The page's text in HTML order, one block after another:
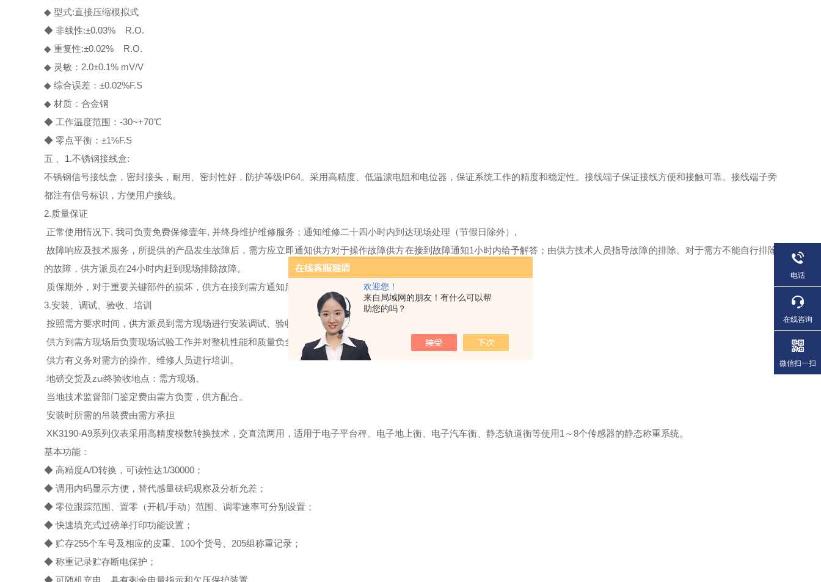
欢迎您！
来自局域网的朋友！有什么可以帮
助您的吗？
◆ 型式:直接压缩模拟式
◆ 非线性:±0.03% R.O.
◆ 重复性:±0.02% R.O.
◆ 灵敏：2.0±0.1% mV/V
◆ 综合误差：±0.02%F.S
◆ 材质：合金钢
◆ 工作温度范围：-30~+70℃
◆ 零点平衡：±1%F.S
五 、1.不锈钢接线盒:
不锈钢信号接线盒，密封接头，耐用、密封性好，防护等级IP64。采用高精度、低温漂电阻和电位器，保证系统工作的精度和稳定性。接线端子保证接线方便和接触可靠。接线端子旁
都注有信号标识，方便用户接线。
2.质量保证
正常使用情况下, 我司负责免费保修壹年, 并终身维护维修服务；通知维修二十四小时内到达现场处理（节假日除外）,
故障响应及技术服务，所提供的产品发生故障后，需方应立即通知供方对于操作故障供方在接到故障通知1小时内给予解答；由供方技术人员指导故障的排除。对于需方不能自行排除
的故障，供方派员在24小时内赶到现场排除故障。
质保期外，对于重要关键部件的损坏，供方在接到需方通知后48小时内进行修复，费用另行商定。
3.安装、调试、验收、培训
按照需方要求时间，供方派员到需方现场进行安装调试、验收和培训工作；供方对安装、验收、培训正确性负全部责任。
供方到需方现场后负责现场试验工作并对整机性能和质量负全部责任，需方予以现场配合。
供方有义务对需方的操作、维修人员进行培训。
地磅交货及zui终验收地点：需方现场。
当地技术监督部门鉴定费由需方负责，供方配合。
安装时所需的吊装费由需方承担
XK3190-A9系列仪表采用高精度模数转换技术，交直流两用，适用于电子平台秤、电子地上衡、电子汽车衡、静态轨道衡等使用1～8个传感器的静态称重系统。
基本功能：
◆ 高精度A/D转换，可读性达1/30000；
◆ 调用内码显示方便，替代感量砝码观察及分析允差；
◆ 零位跟踪范围、置零（开机/手动）范围、调零速率可分别设置；
◆ 快速填充式过磅单打印功能设置；
◆ 贮存255个车号及相应的皮重、100个货号、205组称重记录；
◆ 称重记录贮存断电保护；
◆ 可随机充电，具有剩余电量指示和欠压保护装置
电话
在线咨询
微信扫一扫